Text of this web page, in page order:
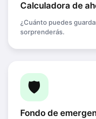
Calculadora de
¿Cuánto puedes
sorprenderás.
🛡️
Fondo de